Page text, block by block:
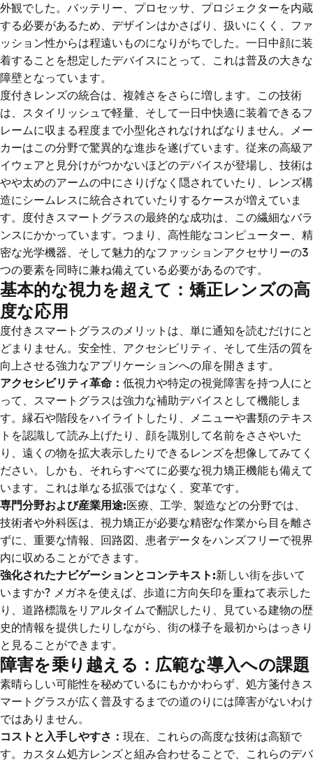
外観でした。バッテリー、プロセッサ、プロジェクターを内蔵
する必要があるため、デザインはかさばり、扱いにくく、ファ
ッション性からは程遠いものになりがちでした。一日中顔に装
着することを想定したデバイスにとって、これは普及の大きな
障壁となっています。
度付きレンズの統合は、複雑さをさらに増します。この技術
は、スタイリッシュで軽量、そして一日中快適に装着できるフ
レームに収まる程度まで小型化されなければなりません。メー
カーはこの分野で驚異的な進歩を遂げています。従来の高級ア
イウェアと見分けがつかないほどのデバイスが登場し、技術は
やや太めのアームの中にさりげなく隠されていたり、レンズ構
造にシームレスに統合されていたりするケースが増えていま
す。度付きスマートグラスの最終的な成功は、この繊細なバラ
ンスにかかっています。つまり、高性能なコンピューター、精
密な光学機器、そして魅力的なファッションアクセサリーの3
つの要素を同時に兼ね備えている必要があるのです。
基本的な視力を超えて：矯正レンズの高
度な応用
度付きスマートグラスのメリットは、単に通知を読むだけにと
どまりません。安全性、アクセシビリティ、そして生活の質を
向上させる強力なアプリケーションへの扉を開きます。
アクセシビリティ革命： 低視力や特定の視覚障害を持つ人にと
って、スマートグラスは強力な補助デバイスとして機能しま
す。縁石や階段をハイライトしたり、メニューや書類のテキス
トを認識して読み上げたり、顔を識別して名前をささやいた
り、遠くの物を拡大表示したりできるレンズを想像してみてく
ださい。しかも、それらすべてに必要な視力矯正機能も備えて
います。これは単なる拡張ではなく、変革です。
専門分野および産業用途:医療、工学、製造などの分野では、
技術者や外科医は、視力矯正が必要な精密な作業から目を離さ
ずに、重要な情報、回路図、患者データをハンズフリーで視界
内に収めることができます。
強化されたナビゲーションとコンテキスト:新しい街を歩いて
いますか? メガネを使えば、歩道に方向矢印を重ねて表示した
り、道路標識をリアルタイムで翻訳したり、見ている建物の歴
史的情報を提供したりしながら、街の様子を最初からはっきり
と見ることができます。
障害を乗り越える：広範な導入への課題
素晴らしい可能性を秘めているにもかかわらず、処方箋付きス
マートグラスが広く普及するまでの道のりには障害がないわけ
ではありません。
コストと入手しやすさ： 現在、これらの高度な技術は高額で
す。カスタム処方レンズと組み合わせることで、これらのデバ